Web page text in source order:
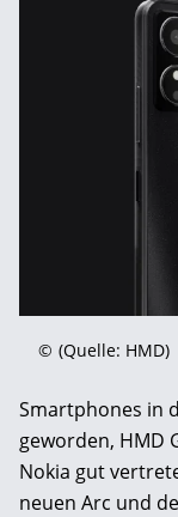
© (Quelle: HMD)
Smartphones in
geworden, HMD
Nokia gut
neuen Arc und